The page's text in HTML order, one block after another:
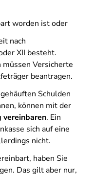
worden ist oder
nach
XII besteht.
Versicherte
beantragen.
Schulden
können mit der
vereinbaren. Ein
sich auf eine
nicht.
haben Sie
Das gilt aber nur,